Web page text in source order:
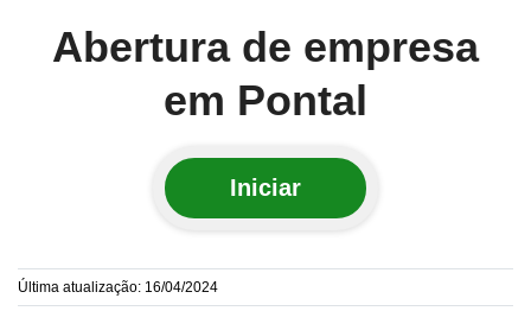
Abertura de empresa
em Pontal
Iniciar
Última atualização: 16/04/2024